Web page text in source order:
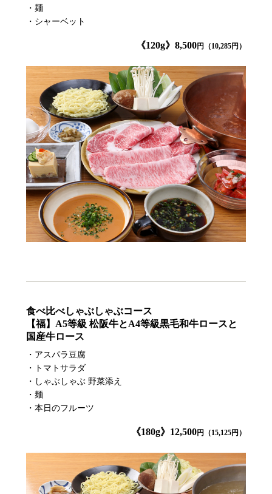
・麺
・シャーベット
《120g》8,500円（10,285円）
食べ比べしゃぶしゃぶコース
【福】A5等級 松阪牛とA4等級黒毛和牛ロースと
国産牛ロース
・アスパラ豆腐
・トマトサラダ
・しゃぶしゃぶ 野菜添え
・麺
・本日のフルーツ
《180g》12,500円（15,125円）